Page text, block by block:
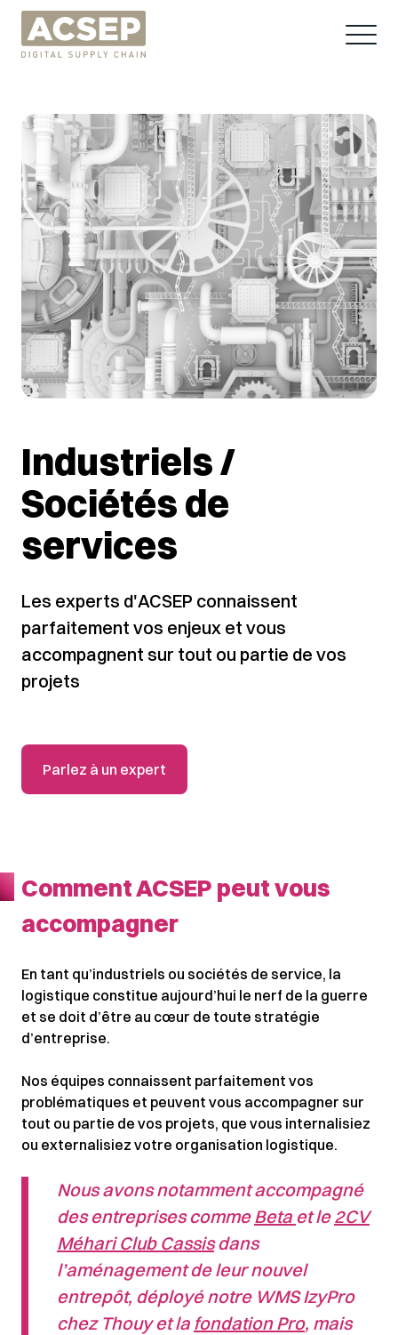
Industriels /
Sociétés de
services
Les experts d'ACSEP connaissent
parfaitement vos enjeux et vous
accompagnent sur tout ou partie de vos
projets
Parlez à un expert
Comment ACSEP peut vous
accompagner
En tant qu’industriels ou sociétés de service, la
logistique constitue aujourd’hui le nerf de la guerre
et se doit d’être au cœur de toute stratégie
d’entreprise.
Nos équipes connaissent parfaitement vos
problématiques et peuvent vous accompagner sur
tout ou partie de vos projets, que vous internalisiez
ou externalisiez votre organisation logistique.
Nous avons notamment accompagné
des entreprises commeBeta et le2CV
Méhari Club Cassisdans
l’aménagement de leur nouvel
entrepôt, déployé notre WMS IzyPro
chez Thouy et la fondation Pro, mais